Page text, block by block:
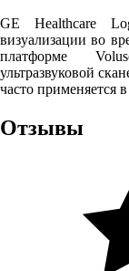
GE Healthcare
визуализации во
платформе
ультразвуковой
часто применяется
Отзывы